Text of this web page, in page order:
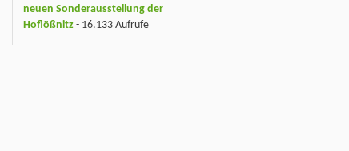
neuen Sonderausstellung der
Hoflößnitz - 16.133 Aufrufe